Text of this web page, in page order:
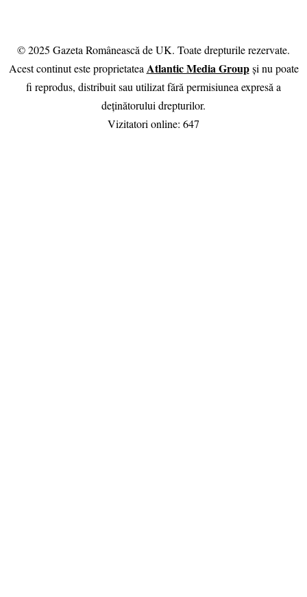
© 2025 Gazeta Românească de UK. Toate drepturile rezervate.
Acest continut este proprietatea Atlantic Media Groupși nu poate
fi reprodus, distribuit sau utilizat fără permisiunea expresă a
deținătorului drepturilor.
Vizitatori online: 630